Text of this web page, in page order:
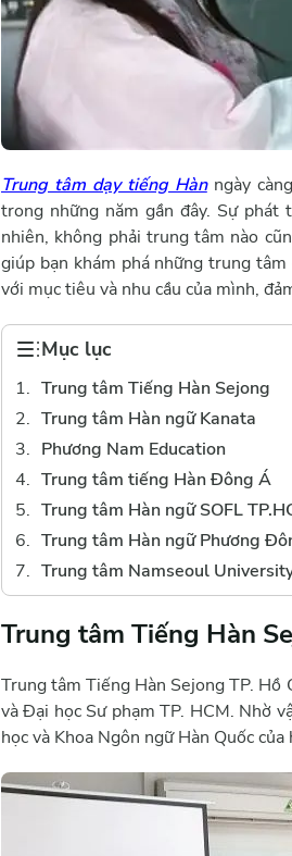
Trung tâm dạy tiếng Hànngày
trong những năm gần đây. Sự phát
nhiên, không phải trung tâm nào
giúp bạn khám phá những trung
với mục tiêu và nhu cầu của mình,
Mục lục
Trung tâm Tiếng Hàn Sejong
Trung tâm Hàn ngữ Kanata
Phương Nam Education
Trung tâm tiếng Hàn Đông Á
Trung tâm Hàn ngữ SOFL
Trung tâm Hàn ngữ Phương
Trung tâm Namseoul
Trung tâm Tiếng Hàn
Trung tâm Tiếng Hàn Sejong TP. Hồ
và Đại học Sư phạm TP. HCM. Nhờ
học và Khoa Ngôn ngữ Hàn Quốc